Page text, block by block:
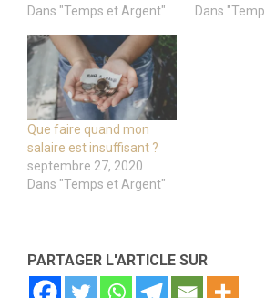
Dans "Temps et Argent"
Dans
Que faire quand mon
salaire est insuffisant ?
septembre 27, 2020
Dans "Temps et Argent"
PARTAGER L'ARTICLE SUR